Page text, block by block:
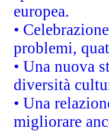
europea.
•
problemi,
• Una nuova
diversità
• Una
migliorare